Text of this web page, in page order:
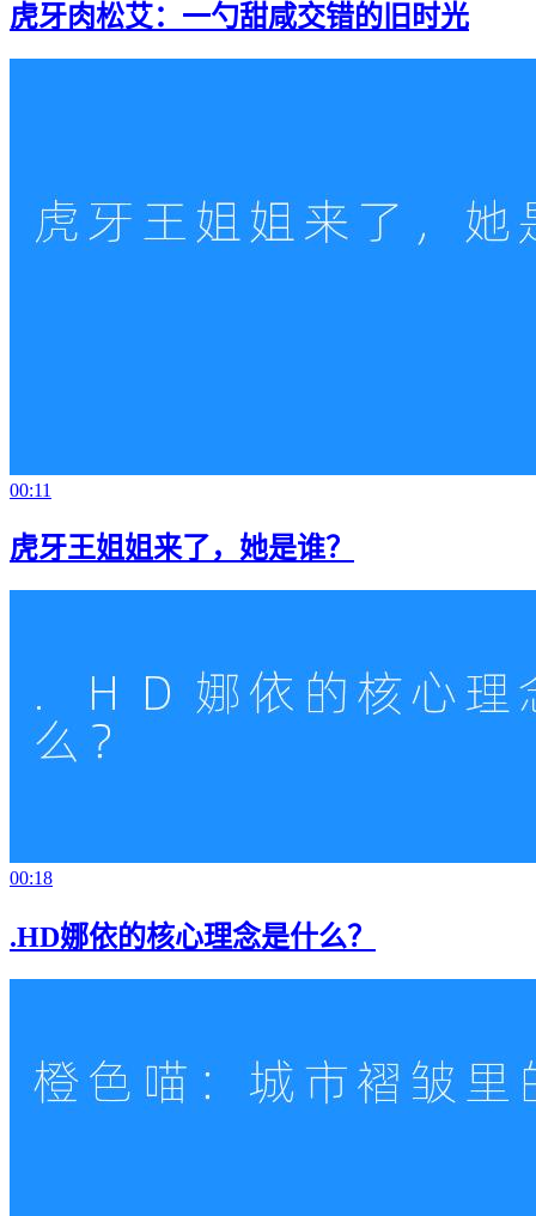
虎牙肉松艾：一勺甜咸交错的旧时光
00:11
虎牙王姐姐来了，她是谁？
00:18
.HD娜依的核心理念是什么？